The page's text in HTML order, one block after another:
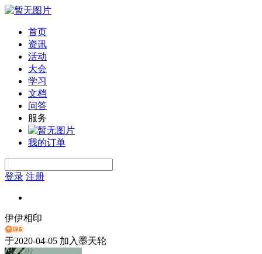
首页
资讯
活动
大会
学习
文档
问答
服务
我的订单
登录 注册
伊伊相印
于2020-04-05 加入墨天轮